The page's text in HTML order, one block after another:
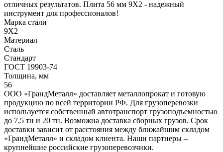
отличных результатов. Плита 56 мм 9Х2 - надежный
инструмент для профессионалов!
Марка стали
9Х2
Материал
Сталь
Стандарт
ГОСТ 19903-74
Толщина, мм
56
ООО «ГрандМеталл» доставляет металлопрокат и готовую
продукцию по всей территории РФ. Для грузоперевозки
используется собственный автотранспорт грузоподъемностью
до 7,5 тн и 20 тн. Возможна доставка сборных грузов. Срок
доставки зависит от расстояния между ближайшим складом
«ГрандМеталл» и складом клиента. Наши партнеры –
крупнейшие российские грузоперевозчики.